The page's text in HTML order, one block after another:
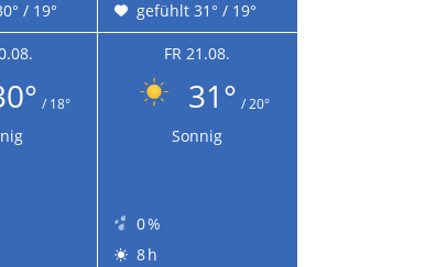
/ 19°
gefühlt 31° / 19°
/ 18°
FR 21.08.
31° / 20°
Sonnig
0 %
8 h